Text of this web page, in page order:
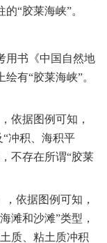
“胶莱海峡”。
用书《中国自然地
有“胶莱海峡”。
依据图例可知，
“冲积、海积平
不存在所谓“胶莱
，依据图例可知，
滩和沙滩”类型，
质、粘土质冲积